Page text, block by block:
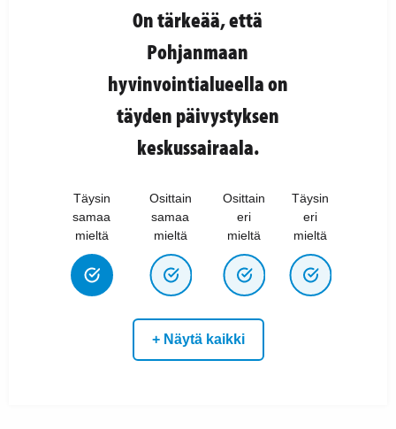
On tärkeää, että
Pohjanmaan
hyvinvointialueella on
täyden päivystyksen
keskussairaala.
Täysin
samaa
mieltä
Osittain
samaa
mieltä
Osittain
eri
mieltä
Täysin
eri
mieltä
+ Näytä kaikki